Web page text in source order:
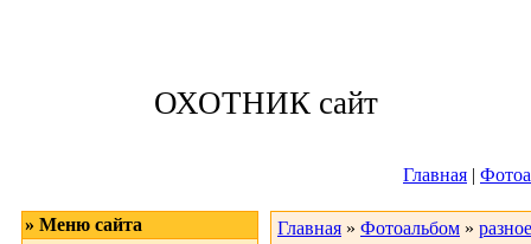
ОХОТНИК сайт
Главная |
» Меню сайта
Главная » Фотоальбом » разное